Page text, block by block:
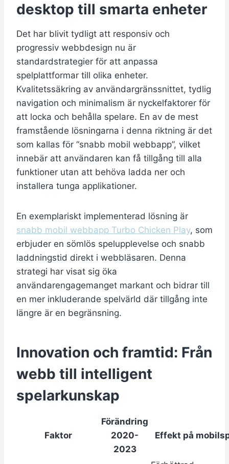
desktop till smarta enheter
Det har blivit tydligt att responsiv och
progressiv webbdesign nu är
standardstrategier för att anpassa
spelplattformar till olika enheter.
Kvalitetssäkring av användargränssnittet, tydlig
navigation och minimalism är nyckelfaktorer för
att locka och behålla spelare. En av de mest
framstående lösningarna i denna riktning är det
som kallas för “snabb mobil webbapp”, vilket
innebär att användaren kan få tillgång till alla
funktioner utan att behöva ladda ner och
installera tunga applikationer.
En exemplariskt implementerad lösning är
snabb mobil webbapp Turbo Chicken Play, som
erbjuder en sömlös spelupplevelse och snabb
laddningstid direkt i webbläsaren. Denna
strategi har visat sig öka
användarengagemanget markant och bidrar till
en mer inkluderande spelvärld där tillgång inte
längre är en begränsning.
Innovation och framtid: Från
webb till intelligent
spelarkunskap
Faktor
Förändring
2020-
2023
Effekt på